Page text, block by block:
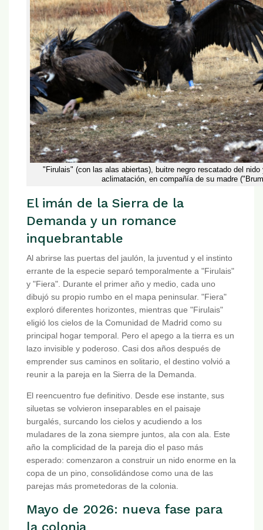
"Firulais" (con las alas abiertas), buitre negro rescatado del
aclimatación, en compañía de su madre
El imán de la Sierra de la
Demanda y un romance
inquebrantable
Al abrirse las puertas del jaulón, la juventud y el instinto
errante de la especie separó temporalmente a "Firulais"
y "Fiera". Durante el primer año y medio, cada uno
dibujó su propio rumbo en el mapa peninsular. "Fiera"
exploró diferentes horizontes, mientras que "Firulais"
eligió los cielos de la Comunidad de Madrid como su
principal hogar temporal. Pero el apego a la tierra es un
lazo invisible y poderoso. Casi dos años después de
emprender sus caminos en solitario, el destino volvió a
reunir a la pareja en la Sierra de la Demanda.
El reencuentro fue definitivo. Desde ese instante, sus
siluetas se volvieron inseparables en el paisaje
burgalés, surcando los cielos y acudiendo a los
muladares de la zona siempre juntos, ala con ala. Este
año la complicidad de la pareja dio el paso más
esperado: comenzaron a construir un nido enorme en la
copa de un pino, consolidándose como una de las
parejas más prometedoras de la colonia.
Mayo de 2026: nueva fase para
la colonia